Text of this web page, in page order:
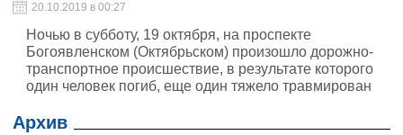
20.10.2019 в 00:27
Ночью в субботу, 19 октября, на проспекте
Богоявленском (Октябрьском) произошло дорожно-
транспортное происшествие, в результате которого
один человек погиб, еще один тяжело травмирован
Архив